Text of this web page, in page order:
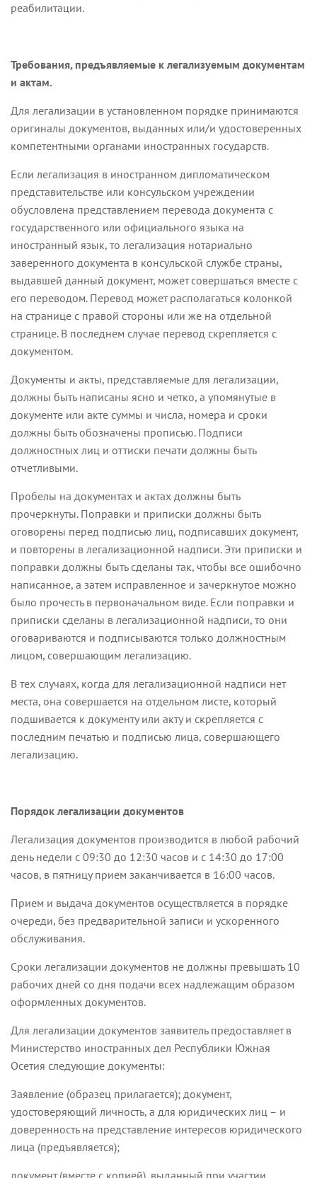
реабилитации.
Требования, предъявляемые к легализуемым документам
и актам.
Для легализации в установленном порядке принимаются
оригиналы документов, выданных или/и удостоверенных
компетентными органами иностранных государств.
Если легализация в иностранном дипломатическом
представительстве или консульском учреждении
обусловлена представлением перевода документа с
государственного или официального языка на
иностранный язык, то легализация нотариально
заверенного документа в консульской службе страны,
выдавшей данный документ, может совершаться вместе с
его переводом. Перевод может располагаться колонкой
на странице с правой стороны или же на отдельной
странице. В последнем случае перевод скрепляется с
документом.
Документы и акты, представляемые для легализации,
должны быть написаны ясно и четко, а упомянутые в
документе или акте суммы и числа, номера и сроки
должны быть обозначены прописью. Подписи
должностных лиц и оттиски печати должны быть
отчетливыми.
Пробелы на документах и актах должны быть
прочеркнуты. Поправки и приписки должны быть
оговорены перед подписью лиц, подписавших документ,
и повторены в легализационной надписи. Эти приписки и
поправки должны быть сделаны так, чтобы все ошибочно
написанное, а затем исправленное и зачеркнутое можно
было прочесть в первоначальном виде. Если поправки и
приписки сделаны в легализационной надписи, то они
оговариваются и подписываются только должностным
лицом, совершающим легализацию.
В тех случаях, когда для легализационной надписи нет
места, она совершается на отдельном листе, который
подшивается к документу или акту и скрепляется с
последним печатью и подписью лица, совершающего
легализацию.
Порядок легализации документов
Легализация документов производится в любой рабочий
день недели с 09:30 до 12:30 часов и с 14:30 до 17:00
часов, в пятницу прием заканчивается в 16:00 часов.
Прием и выдача документов осуществляется в порядке
очереди, без предварительной записи и ускоренного
обслуживания.
Сроки легализации документов не должны превышать 10
рабочих дней со дня подачи всех надлежащим образом
оформленных документов.
Для легализации документов заявитель предоставляет в
Министерство иностранных дел Республики Южная
Осетия следующие документы:
Заявление (образец прилагается); документ,
удостоверяющий личность, а для юридических лиц – и
доверенность на представление интересов юридического
лица (предъявляется);
документ (вместе с копией), выданный при участии